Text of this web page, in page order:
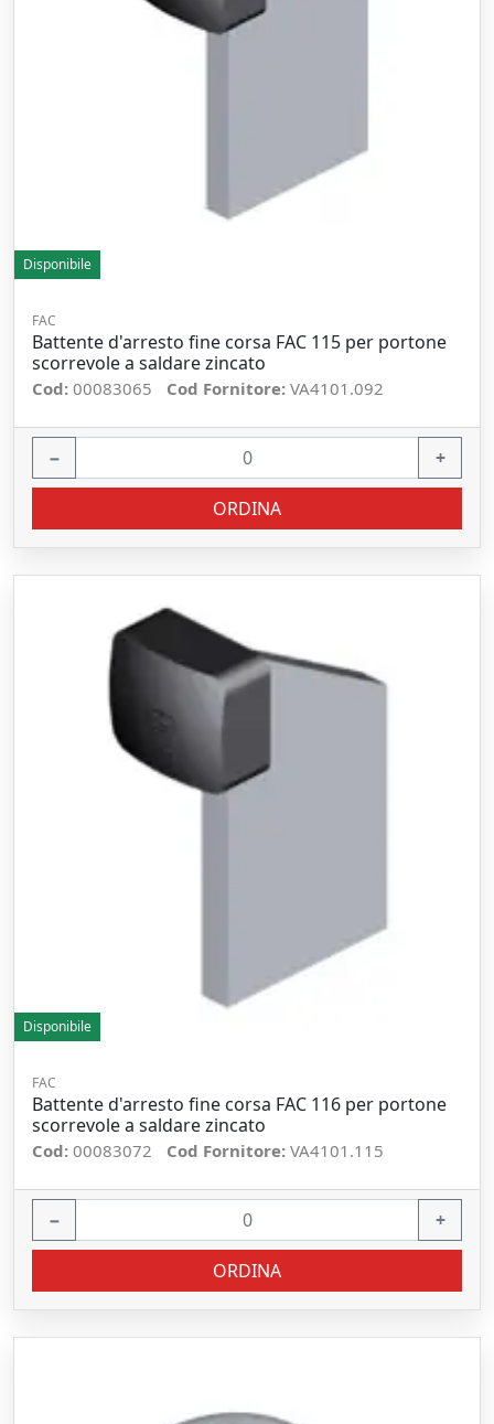
Disponibile
FAC
Battente d'arresto fine corsa FAC 115 per portone
scorrevole a saldare zincato
Cod: 00083065 Cod Fornitore: VA4101.092
− +
ORDINA
Disponibile
FAC
Battente d'arresto fine corsa FAC 116 per portone
scorrevole a saldare zincato
Cod: 00083072 Cod Fornitore: VA4101.115
− +
ORDINA